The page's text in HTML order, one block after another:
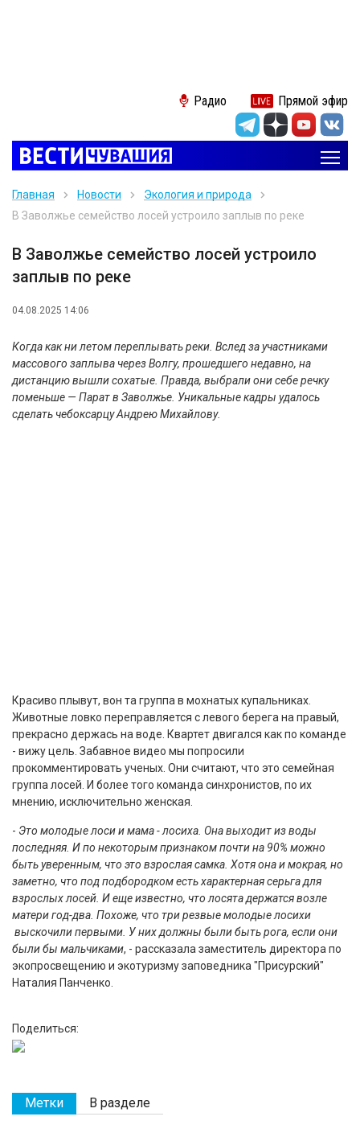
Радио Прямой эфир
Главная Новости
Экология и природа
В Заволжье семейство лосей устроило заплыв по реке
В Заволжье семейство лосей устроило
заплыв по реке
04.08.2025 14:06
Когда как ни летом переплывать реки. Вслед за участниками
массового заплыва через Волгу, прошедшего недавно, на
дистанцию вышли сохатые. Правда, выбрали они себе речку
поменьше — Парат в Заволжье. Уникальные кадры удалось
сделать чебоксарцу Андрею Михайлову.
Красиво плывут, вон та группа в мохнатых купальниках.
Животные ловко переправляется с левого берега на правый,
прекрасно держась на воде. Квартет двигался как по команде
- вижу цель. Забавное видео мы попросили
прокомментировать ученых. Они считают, что это семейная
группа лосей. И более того команда синхронистов, по их
мнению, исключительно женская.
- Это молодые лоси и мама - лосиха. Она выходит из воды
последняя. И по некоторым признаком почти на 90% можно
быть уверенным, что это взрослая самка. Хотя она и мокрая, но
заметно, что под подбородком есть характерная серьга для
взрослых лосей. И еще известно, что лосята держатся возле
матери год-два. Похоже, что три резвые молодые лосихи
выскочили первыми. У них должны были быть рога, если они
были бы мальчиками, - рассказала заместитель директора по
экопросвещению и экотуризму заповедника "Присурский"
Наталия Панченко.
Поделиться:
Метки В разделе